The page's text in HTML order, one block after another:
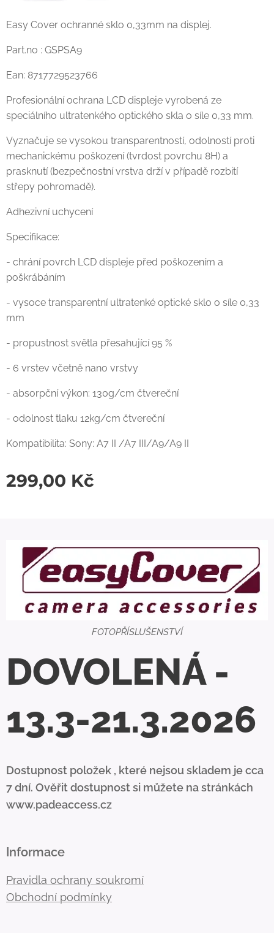
Easy Cover ochranné sklo 0,33mm na displej.
Part.no : GSPSA9
Ean: 8717729523766
Profesionální ochrana LCD displeje vyrobená ze
speciálního ultratenkého optického skla o síle 0,33 mm.
Vyznačuje se vysokou transparentností, odolností proti
mechanickému poškození (tvrdost povrchu 8H) a
prasknutí (bezpečnostní vrstva drží v případě rozbití
střepy pohromadě).
Adhezivní uchycení
Specifikace:
- chrání povrch LCD displeje před poškozením a
poškrábáním
- vysoce transparentní ultratenké optické sklo o síle 0,33
mm
- propustnost světla přesahující 95 %
- 6 vrstev včetně nano vrstvy
- absorpční výkon: 130g/cm čtvereční
- odolnost tlaku 12kg/cm čtvereční
Kompatibilita: Sony: A7 II /A7 III/A9/A9 II
299,00 Kč
FOTOPŘÍSLUŠENSTVÍ
DOVOLENÁ -
13.3-21.3.2026
Dostupnost položek , které nejsou skladem je cca
7 dní. Ověřit dostupnost si můžete na stránkách
www.padeaccess.cz
Informace
Pravidla ochrany soukromí
Obchodní podmínky